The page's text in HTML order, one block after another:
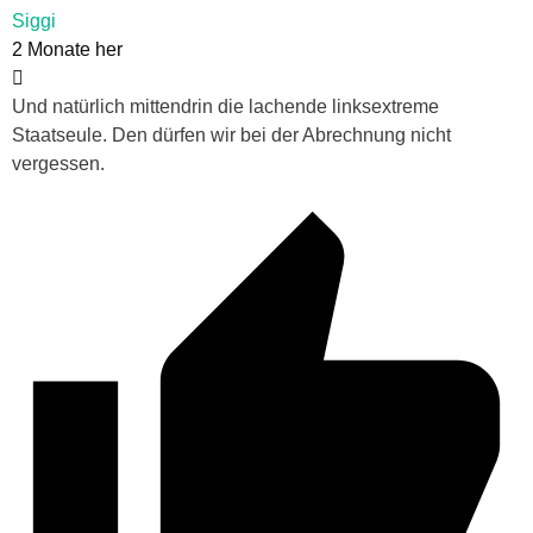
Siggi
2 Monate her
Und natürlich mittendrin die lachende linksextreme
Staatseule. Den dürfen wir bei der Abrechnung nicht
vergessen.